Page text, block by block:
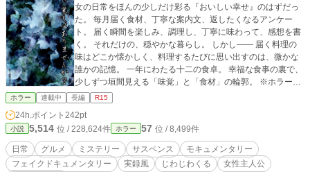
女の日常をほんの少しだけ彩る『おいしい幸せ』のはずだっ
た。 毎月届く食材、丁寧な案内文、返したくなるアンケー
ト。 届く瞬間を楽しみ、調理し、丁寧に味わって、感想を書
く。 それだけの、穏やかな暮らし。 しかし—— 届く料理の
味はどこか懐かしく、料理するたびに思い出すのは、微かな
誰かの記憶。 一年にわたる十二の食卓。 幸福な食事の裏で、
少しずつ垣間見える「味覚」と「食材」の輪郭。 ※ホラーと
いうことをお忘れなく、最後までどうぞ、お読みください。
※ この話は、他サイトでも公開しています。 ※ 【更新につ
いて】 毎週木曜日、17:30固定の更新予定で、最終回まで進
めていきます。
ホラー 連載中 長編 R15
24h.ポイント 242pt
小説 5,514 位 / 228,624件 ホラー 57 位 / 8,499件
日常 グルメ ミステリー サスペンス
モキュメンタリー
フェイクドキュメンタリー
実録風 じわじわくる
女性主人公